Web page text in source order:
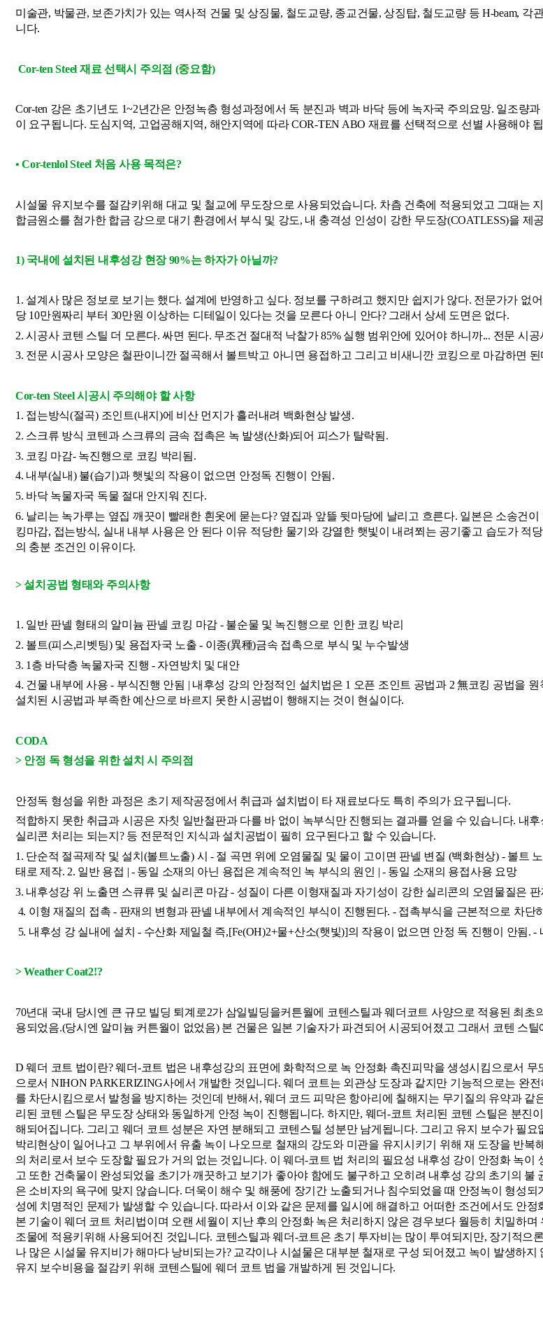
미술관, 박물관, 보존가치가 있는 역사적 건물 및 상징물, 철도교량, 종교건물, 상징탑, 철도교량 등 H-beam,
니다.
Cor-ten Steel 재료 선택시 주의점 (중요함)
Cor-ten 강은 초기년도 1~2년간은 안정녹층 형성과정에서 독 분진과 벽과 바닥 등에 녹자국 주의요망. 일조량
이 요구됩니다. 도심지역, 고업공해지역, 해안지역에 따라 COR-TEN ABO 재료를 선택적으로 선별 사용해야
• Cor-tenlol Steel 처음 사용 목적은?
시설물 유지보수를 절감키위해 대교 및 철교에 무도장으로 사용되었습니다. 차츰 건축에 적용되었고 그때는
합금원소를 첨가한 합금 강으로 대기 환경에서 부식 및 강도, 내 충격성 인성이 강한 무도장(COATLESS)을 제
1) 국내에 설치된 내후성강 현장 90%는 하자가 아닐까?
1. 설계사 많은 정보로 보기는 했다. 설계에 반영하고 싶다. 정보를 구하려고 했지만 쉽지가 않다. 전문가가 없
당 10만원짜리 부터 30만원 이상하는 디테일이 있다는 것을 모른다 아니 안다? 그래서 상세 도면은 없다.
2. 시공사 코텐 스틸 더 모른다. 싸면 된다. 무조건 절대적 낙찰가 85% 실행 범위안에 있어야 하니까... 전문 시
3. 전문 시공사 모양은 철판이니깐 절곡해서 볼트박고 아니면 용접하고 그리고 비새니깐 코킹으로 마감하면
Cor-ten Steel 시공시 주의해야 할 사항
1. 접는방식(절곡) 조인트(내지)에 비산 먼지가 흘러내려 백화현상 발생.
2. 스크류 방식 코텐과 스크류의 금속 접촉은 녹 발생(산화)되어 피스가 탈락됨.
3. 코킹 마감- 녹진행으로 코킹 박리됨.
4. 내부(실내) 불(습기)과 햇빛의 작용이 없으면 안정독 진행이 안됨.
5. 바닥 녹물자국 독물 절대 안지워 진다.
6. 날리는 녹가루는 옆집 깨끗이 빨래한 흰옷에 묻는다? 옆집과 앞뜰 뒷마당에 날리고 흐른다. 일본은 소송건
킹마감, 접는방식, 실내 내부 사용은 안 된다 이유 적당한 물기와 강열한 햇빛이 내려쬐는 공기좋고 습도가 적
의 충분 조건인 이유이다.
> 설치공법 형태와 주의사항
1. 일반 판넬 형태의 알미늄 판넬 코킹 마감 - 불순물 및 녹진행으로 인한 코킹 박리
2. 볼트(피스,리벳팅) 및 용접자국 노출 - 이종(異種)금속 접촉으로 부식 및 누수발생
3. 1층 바닥층 녹물자국 진행 - 자연방치 및 대안
4. 건물 내부에 사용 - 부식진행 안됨 | 내후성 강의 안정적인 설치법은 1 오픈 조인트 공법과 2 無코킹 공법을
설치된 시공법과 부족한 예산으로 바르지 못한 시공법이 행해지는 것이 현실이다.
CODA
> 안정 독 형성을 위한 설치 시 주의점
안정독 형성을 위한 과정은 초기 제작공정에서 취급과 설치법이 타 재료보다도 특히 주의가 요구됩니다.
적합하지 못한 취급과 시공은 자칫 일반철판과 다를 바 없이 녹부식만 진행되는 결과를 얻을 수 있습니다. 내
실리콘 처리는 되는지? 등 전문적인 지식과 설치공법이 필히 요구된다고 할 수 있습니다.
1. 단순적 절곡제작 및 설치(볼트노출) 시 - 절 곡면 위에 오염물질 및 물이 고이면 판넬 변질 (백화현상) - 볼트
태로 제작. 2. 일반 용접 | - 동일 소재의 아닌 용접은 계속적인 녹 부식의 원인 | - 동일 소재의 용접사용 요망
3. 내후성강 위 노출면 스큐류 및 실리콘 마감 - 성질이 다른 이형재질과 자기성이 강한 실리콘의 오염물질은
4. 이형 재질의 접촉 - 판재의 변형과 판넬 내부에서 계속적인 부식이 진행된다. - 접촉부식을 근본적으로 차단
5. 내후성 강 실내에 설치 - 수산화 제일철 즉,[Fe(OH)2+물+산소(햇빛)]의 작용이 없으면 안정 독 진행이 안됨. -
> Weather Coat2!?
70년대 국내 당시엔 큰 규모 빌딩 퇴계로2가 삼일빌딩을커튼월에 코텐스틸과 웨더코트 사양으로 적용된 최
용되었음.(당시엔 알미늄 커튼월이 없었음) 본 건물은 일본 기술자가 파견되어 시공되어졌고 그래서 코텐 스
D 웨더 코트 법이란? 웨더-코트 법은 내후성강의 표면에 화학적으로 녹 안정화 촉진피막을 생성시킴으로서
으로서 NIHON PARKERIZING사에서 개발한 것입니다. 웨더 코트는 외관상 도장과 같지만 기능적으로는 완
를 차단시킴으로서 발청을 방지하는 것인데 반해서, 웨더 코드 피막은 항아리에 칠해지는 무기질의 유약과
리된 코텐 스틸은 무도장 상태와 동일하게 안정 녹이 진행됩니다. 하지만, 웨더-코트 처리된 코텐 스틸은 분
해되어집니다. 그리고 웨더 코트 성분은 자연 분해되고 코텐스틸 성분만 남게됩니다. 그리고 유지 보수가 필
박리현상이 일어나고 그 부위에서 유출 녹이 나오므로 철재의 강도와 미관을 유지시키기 위해 재 도장을 반
의 처리로서 보수 도장할 필요가 거의 없는 것입니다. 이 웨더-코트 법 처리의 필요성 내후성 강이 안정화 녹
고 또한 건축물이 완성되었을 초기가 깨끗하고 보기가 좋아야 함에도 불구하고 오히려 내후성 강의 초기의
은 소비자의 욕구에 맞지 않습니다. 더욱이 해수 및 해풍에 장기간 노출되거나 침수되었을 때 안정녹이 형성
성에 치명적인 문제가 발생할 수 있습니다. 따라서 이와 같은 문제를 일시에 해결하고 어떠한 조건에서도 안
본 기술이 웨더 코트 처리법이며 오랜 세월이 지난 후의 안정화 녹은 처리하지 않은 경우보다 월등히 치밀하
조물에 적용키위해 사용되어진 것입니다. 코텐스틸과 웨더-코트은 초기 투자비는 많이 투여되지만, 장기적
나 많은 시설물 유지비가 해마다 낭비되는가? 교각이나 시설물은 대부분 철재로 구성 되어졌고 녹이 발생하
유지 보수비용을 절감키 위해 코텐스틸에 웨더 코트 법을 개발하게 된 것입니다.